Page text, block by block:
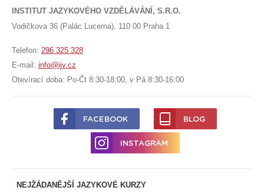
INSTITUT JAZYKOVÉHO VZDĚLÁVÁNÍ, S.R.O.
Vodičkova 36 (Palác Lucerna), 110 00 Praha 1
Telefon: 296 325 328
E-mail: info@ijv.cz
Otevírací doba: Po-Čt 8:30-18:00, v Pá 8:30-16:00
NEJŽÁDANĚJŠÍ JAZYKOVÉ KURZY
FACEBOOK BLOG
INSTAGRAM